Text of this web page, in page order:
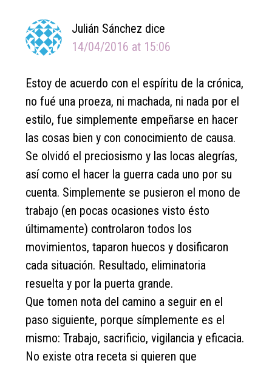
Julián Sánchez dice
14/04/2016 at 15:06
Estoy de acuerdo con el espíritu de la crónica,
no fué una proeza, ni machada, ni nada por el
estilo, fue simplemente empeñarse en hacer
las cosas bien y con conocimiento de causa.
Se olvidó el preciosismo y las locas alegrías,
así como el hacer la guerra cada uno por su
cuenta. Simplemente se pusieron el mono de
trabajo (en pocas ocasiones visto ésto
últimamente) controlaron todos los
movimientos, taparon huecos y dosificaron
cada situación. Resultado, eliminatoria
resuelta y por la puerta grande.
Que tomen nota del camino a seguir en el
paso siguiente, porque símplemente es el
mismo: Trabajo, sacrificio, vigilancia y eficacia.
No existe otra receta si quieren que